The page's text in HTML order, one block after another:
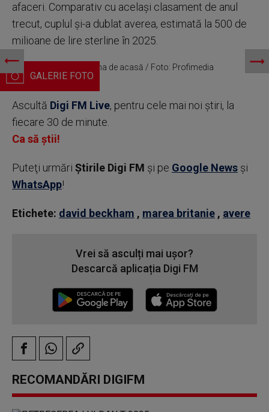
afaceri. Comparativ cu acelaşi clasament de anul
trecut, cuplul şi-a dublat averea, estimată la 500 de
milioane de lire sterline în 2025.
David Beckham, la sauna de acasă / Foto: Profimedia
Ascultă Digi FM Live, pentru cele mai noi știri, la
fiecare 30 de minute.
Ca să știi!
Puteţi urmări Știrile Digi FM şi pe Google News şi
WhatsApp!
Etichete: david beckham , marea britanie , avere
Vrei să asculți mai ușor?
Descarcă aplicația Digi FM
RECOMANDĂRI DIGIFM